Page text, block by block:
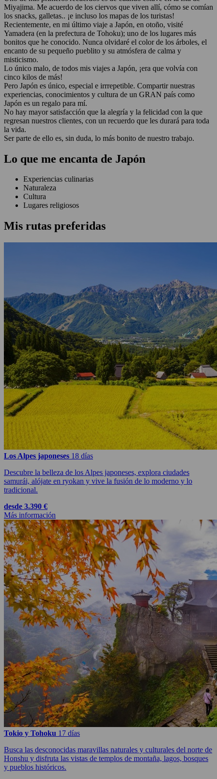
Miyajima. Me acuerdo de los ciervos que viven allí, cómo se comían
los snacks, galletas.. ¡e incluso los mapas de los turistas!
Recientemente, en mi último viaje a Japón, en otoño, visité
Yamadera (en la prefectura de Tohoku); uno de los lugares más
bonitos que he conocido. Nunca olvidaré el color de los árboles, el
encanto de su pequeño pueblito y su atmósfera de calma y
misticismo.
Lo único malo, de todos mis viajes a Japón, ¡era que volvía con
cinco kilos de más!
Pero Japón es único, especial e irrrepetible. Compartir nuestras
experiencias, conocimientos y cultura de un GRAN país como
Japón es un regalo para mí.
No hay mayor satisfacción que la alegría y la felicidad con la que
regresan nuestros clientes, con un recuerdo que les durará para toda
la vida.
Ser parte de ello es, sin duda, lo más bonito de nuestro trabajo.
Lo que me encanta de Japón
Experiencias culinarias
Naturaleza
Cultura
Lugares religiosos
Mis rutas preferidas
Los Alpes japoneses 18 días
Descubre la belleza de los Alpes japoneses, explora ciudades
samurái, alójate en ryokan y vive la fusión de lo moderno y lo
tradicional.
desde 3.390 €
Más información
Tokio y Tohoku 17 días
Busca las desconocidas maravillas naturales y culturales del norte de
Honshu y disfruta las vistas de templos de montaña, lagos, bosques
y pueblos históricos.